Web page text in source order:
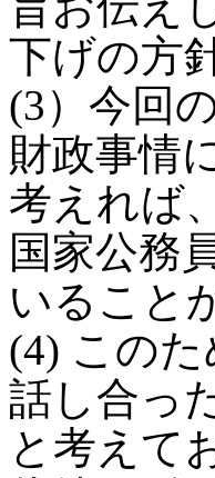
下げの方
(3）今回
財政事情
考えれば
国家公務
いること
(4) この
話し合っ
と考えて